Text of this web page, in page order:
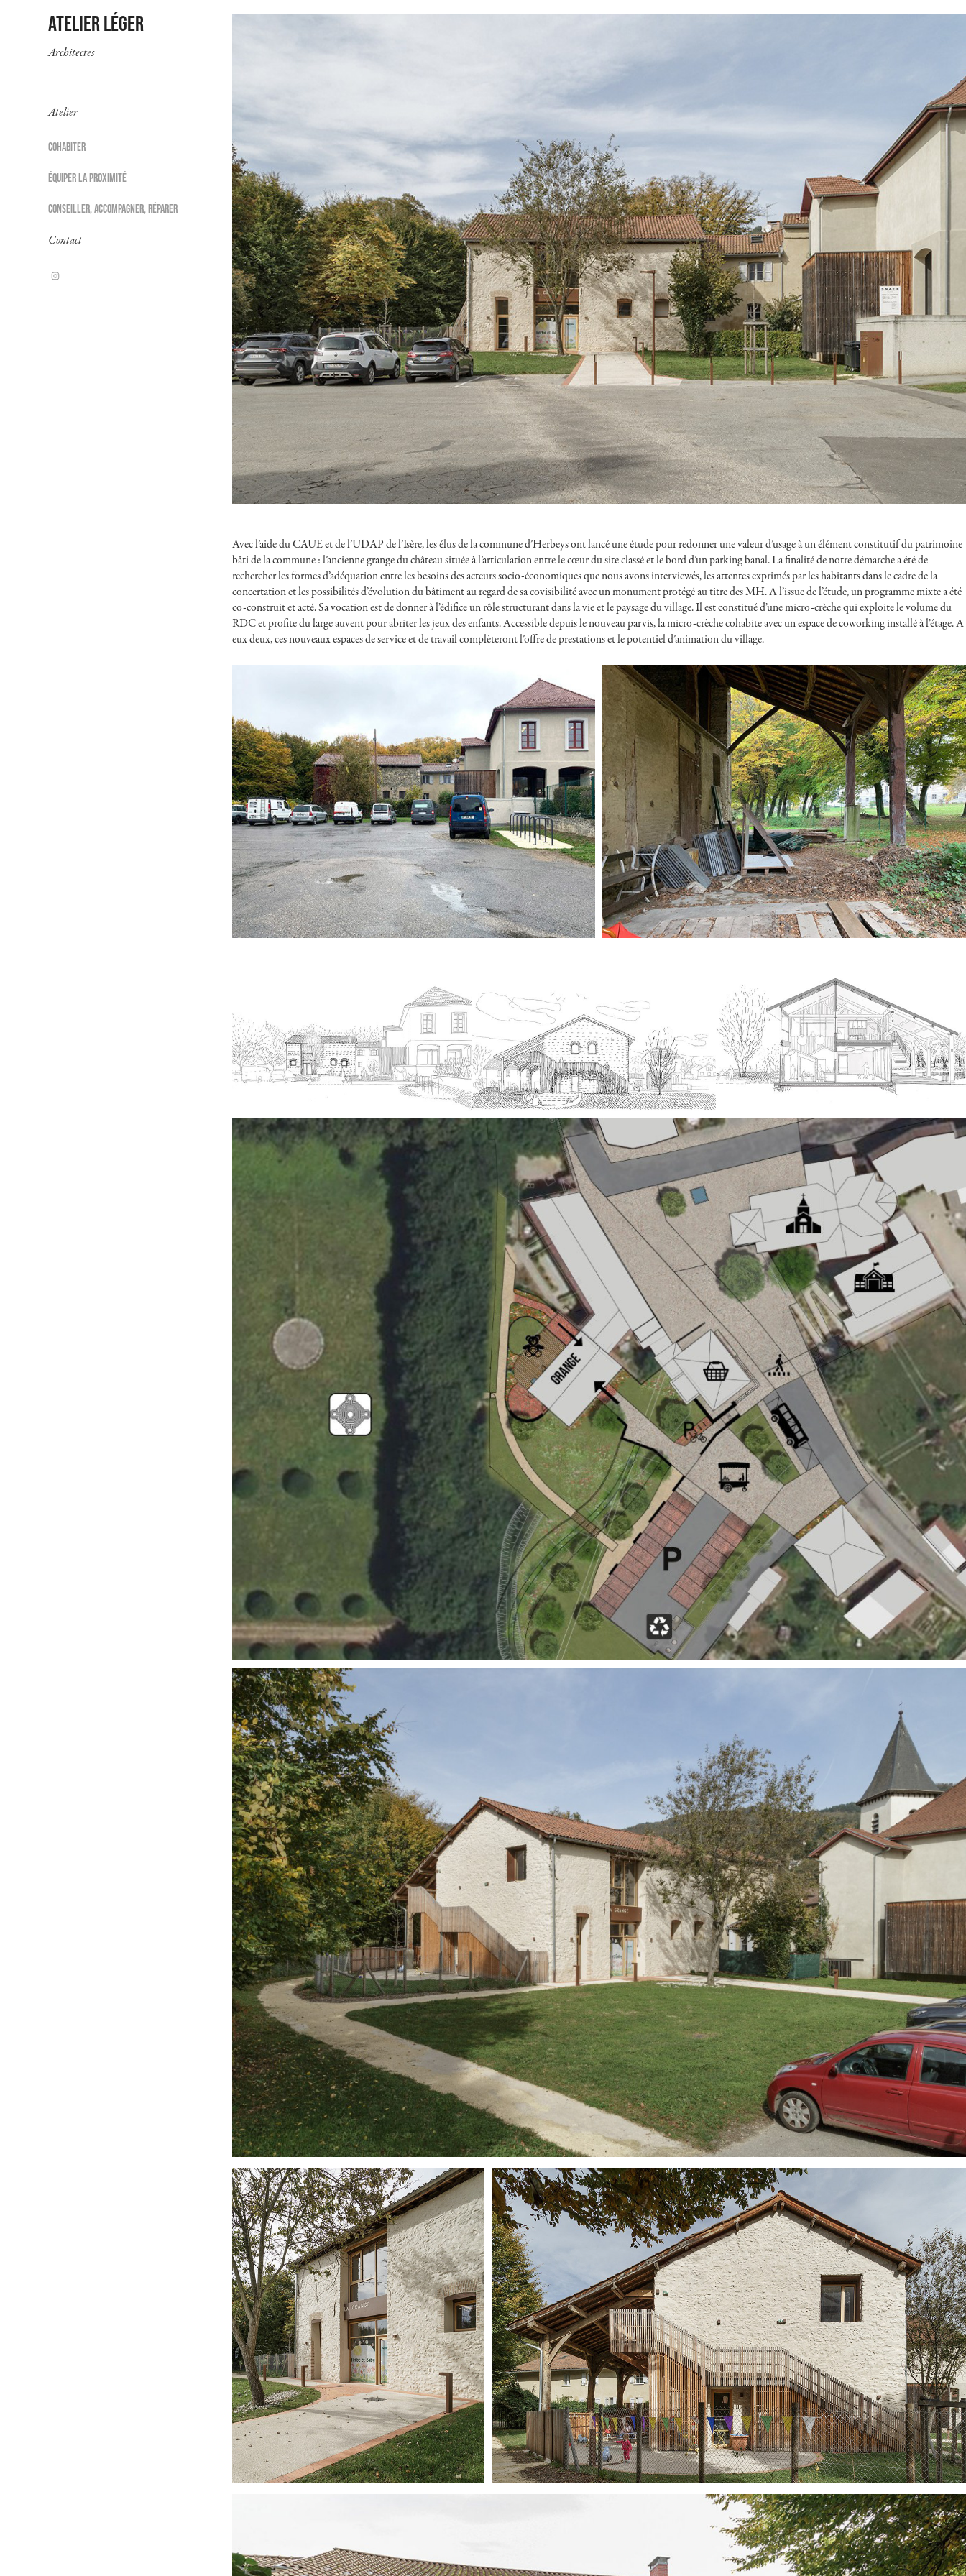
Atelier léger
Architectes
Atelier
COHABITER
ÉQUIPER LA PROXIMITÉ
CONSEILLER, ACCOMPAGNER, RÉPARER
Contact
Avec l’aide du CAUE et de l’UDAP de l’Isère, les élus de la commune d’Herbeys ont lancé une étude pour redonner une valeur d’usage à un élément constitutif du patrimoine
bâti de la commune : l’ancienne grange du château située à l’articulation entre le cœur du site classé et le bord d’un parking banal. La finalité de notre démarche a été de
rechercher les formes d’adéquation entre les besoins des acteurs socio-économiques que nous avons interviewés, les attentes exprimés par les habitants dans le cadre de la
concertation et les possibilités d’évolution du bâtiment au regard de sa covisibilité avec un monument protégé au titre des MH. A l’issue de l’étude, un programme mixte a été
co-construit et acté. Sa vocation est de donner à l’édifice un rôle structurant dans la vie et le paysage du village. Il est constitué d’une micro-crèche qui exploite le volume du
RDC et profite du large auvent pour abriter les jeux des enfants. Accessible depuis le nouveau parvis, la micro-crèche cohabite avec un espace de coworking installé à l’étage. A
eux deux, ces nouveaux espaces de service et de travail complèteront l’offre de prestations et le potentiel d’animation du village.